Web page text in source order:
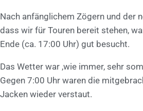
Nach anfänglichem Zögern und der
dass wir für Touren bereit stehen,
Ende (ca. 17:00 Uhr) gut besucht.
Das Wetter war ,wie immer, sehr
Gegen 7:00 Uhr waren die
Jacken wieder verstaut.